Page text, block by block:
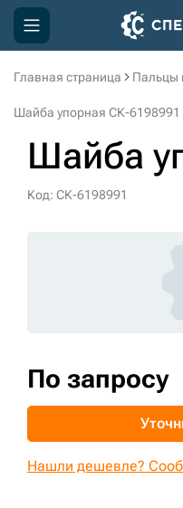
Главная страница Пальцы
Шайба упорная СК-6198991
Шайба
Код: СК-6198991
По запросу
Нашли дешевле?
Компания
Доставка и оплата
Информация
sksale@skdst.ru
+7 (499) 394-50-